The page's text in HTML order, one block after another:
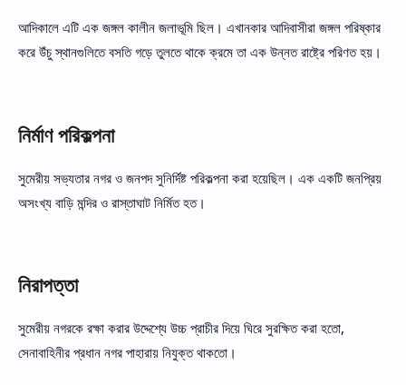
আদিকালে এটি এক জঙ্গল কালীন জলাভূমি ছিল। এখানকার আদিবাসীরা জঙ্গল পরিষ্কার
করে উঁচু স্থানগুলিতে বসতি গড়ে তুলতে থাকে ক্রমে তা এক উন্নত রাষ্ট্রে পরিণত হয়।
নির্মাণ পরিকল্পনা
সুমেরীয় সভ্যতার নগর ও জনপদ সুনির্দিষ্ট পরিকল্পনা করা হয়েছিল। এক একটি জনপ্রিয়
অসংখ্য বাড়ি মন্দির ও রাস্তাঘাট নির্মিত হত।
নিরাপত্তা
সুমেরীয় নগরকে রক্ষা করার উদ্দেশ্যে উচ্চ প্রাচীর দিয়ে ঘিরে সুরক্ষিত করা হতো,
সেনাবাহিনীর প্রধান নগর পাহারায় নিযুক্ত থাকতো।